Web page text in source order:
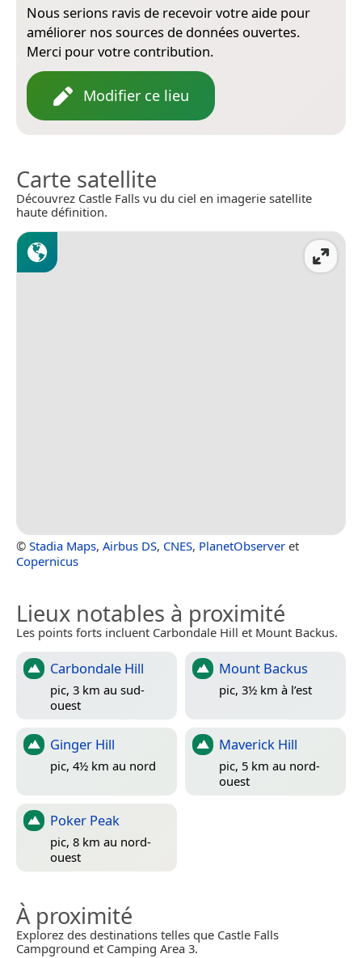
Nous serions ravis de recevoir votre aide pour
améliorer nos sources de données ouvertes.
Merci pour votre contribution.
Modifier ce lieu
Carte satellite
Découvrez Castle Falls vu du ciel en imagerie satellite
haute définition.
© Stadia Maps, Airbus DS, CNES, PlanetObserver et
Copernicus
Lieux notables à proximité
Les points forts incluent Carbondale Hill et Mount Backus.
Carbondale Hill
pic, 3 km au sud-
ouest
Mount Backus
pic, 3½ km à l’est
Ginger Hill
pic, 4½ km au nord
Maverick Hill
pic, 5 km au nord-
ouest
Poker Peak
pic, 8 km au nord-
ouest
À proximité
Explorez des destinations telles que Castle Falls
Campground et Camping Area 3.